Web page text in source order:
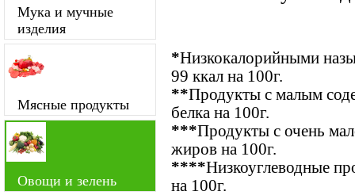
Мука и мучные
изделия
Мясные продукты
Овощи и зелень
*Низкокалорийными
99 ккал на 100г.
**Продукты с малым
белка на 100г.
***Продукты с очень
жиров на 100г.
****Низкоуглеводные
на 100г.